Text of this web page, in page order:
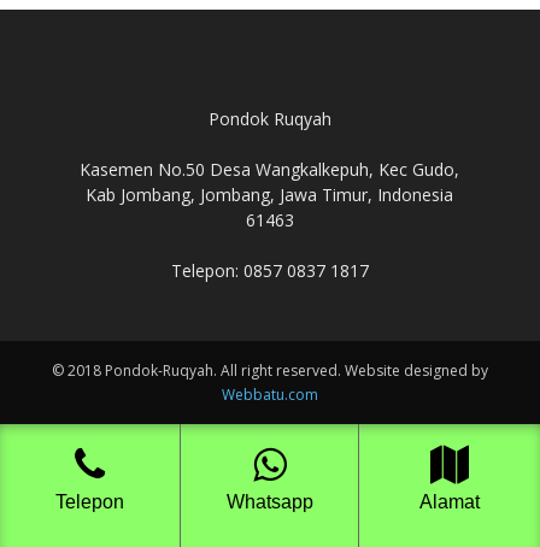
Pondok Ruqyah
Kasemen No.50 Desa Wangkalkepuh, Kec Gudo,
Kab Jombang, Jombang, Jawa Timur, Indonesia
61463
Telepon: 0857 0837 1817
© 2018 Pondok-Ruqyah. All right reserved. Website designed by
Webbatu.com
Telepon Whatsapp Alamat